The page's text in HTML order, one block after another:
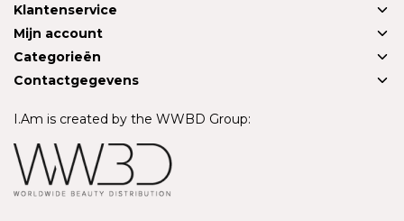
Klantenservice
Mijn account
Categorieën
Contactgegevens
I.Am is created by the WWBD Group: